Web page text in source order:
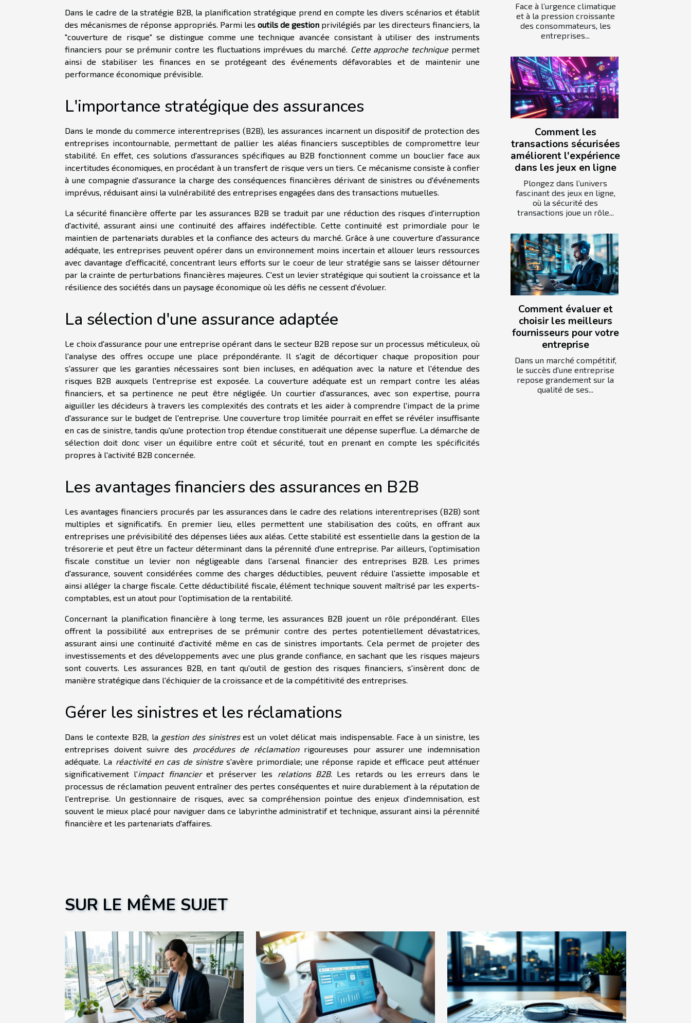
Dans le cadre de la stratégie B2B, la planification stratégique prend en compte les divers scénarios et établit
des mécanismes de réponse appropriés. Parmi les outils de gestion privilégiés par les directeurs financiers, la
"couverture de risque" se distingue comme une technique avancée consistant à utiliser des instruments
financiers pour se prémunir contre les fluctuations imprévues du marché. Cette approche techniquepermet
ainsi de stabiliser les finances en se protégeant des événements défavorables et de maintenir une
performance économique prévisible.
L'importance stratégique des assurances
Dans le monde du commerce interentreprises (B2B), les assurances incarnent un dispositif de protection des
entreprises incontournable, permettant de pallier les aléas financiers susceptibles de compromettre leur
stabilité. En effet, ces solutions d'assurances spécifiques au B2B fonctionnent comme un bouclier face aux
incertitudes économiques, en procédant à un transfert de risque vers un tiers. Ce mécanisme consiste à confier
à une compagnie d'assurance la charge des conséquences financières dérivant de sinistres ou d'événements
imprévus, réduisant ainsi la vulnérabilité des entreprises engagées dans des transactions mutuelles.
La sécurité financière offerte par les assurances B2B se traduit par une réduction des risques d'interruption
d'activité, assurant ainsi une continuité des affaires indéfectible. Cette continuité est primordiale pour le
maintien de partenariats durables et la confiance des acteurs du marché. Grâce à une couverture d'assurance
adéquate, les entreprises peuvent opérer dans un environnement moins incertain et allouer leurs ressources
avec davantage d'efficacité, concentrant leurs efforts sur le coeur de leur stratégie sans se laisser détourner
par la crainte de perturbations financières majeures. C'est un levier stratégique qui soutient la croissance et la
résilience des sociétés dans un paysage économique où les défis ne cessent d'évoluer.
La sélection d'une assurance adaptée
Le choix d'assurance pour une entreprise opérant dans le secteur B2B repose sur un processus méticuleux, où
l'analyse des offres occupe une place prépondérante. Il s'agit de décortiquer chaque proposition pour
s'assurer que les garanties nécessaires sont bien incluses, en adéquation avec la nature et l'étendue des
risques B2B auxquels l'entreprise est exposée. La couverture adéquate est un rempart contre les aléas
financiers, et sa pertinence ne peut être négligée. Un courtier d'assurances, avec son expertise, pourra
aiguiller les décideurs à travers les complexités des contrats et les aider à comprendre l'impact de la prime
d'assurance sur le budget de l'entreprise. Une couverture trop limitée pourrait en effet se révéler insuffisante
en cas de sinistre, tandis qu'une protection trop étendue constituerait une dépense superflue. La démarche de
sélection doit donc viser un équilibre entre coût et sécurité, tout en prenant en compte les spécificités
propres à l'activité B2B concernée.
Les avantages financiers des assurances en B2B
Les avantages financiers procurés par les assurances dans le cadre des relations interentreprises (B2B) sont
multiples et significatifs. En premier lieu, elles permettent une stabilisation des coûts, en offrant aux
entreprises une prévisibilité des dépenses liées aux aléas. Cette stabilité est essentielle dans la gestion de la
trésorerie et peut être un facteur déterminant dans la pérennité d'une entreprise. Par ailleurs, l'optimisation
fiscale constitue un levier non négligeable dans l'arsenal financier des entreprises B2B. Les primes
d'assurance, souvent considérées comme des charges déductibles, peuvent réduire l'assiette imposable et
ainsi alléger la charge fiscale. Cette déductibilité fiscale, élément technique souvent maîtrisé par les experts-
comptables, est un atout pour l'optimisation de la rentabilité.
Concernant la planification financière à long terme, les assurances B2B jouent un rôle prépondérant. Elles
offrent la possibilité aux entreprises de se prémunir contre des pertes potentiellement dévastatrices,
assurant ainsi une continuité d'activité même en cas de sinistres importants. Cela permet de projeter des
investissements et des développements avec une plus grande confiance, en sachant que les risques majeurs
sont couverts. Les assurances B2B, en tant qu'outil de gestion des risques financiers, s'insèrent donc de
manière stratégique dans l'échiquier de la croissance et de la compétitivité des entreprises.
Gérer les sinistres et les réclamations
Dans le contexte B2B, la gestion des sinistresest un volet délicat mais indispensable. Face à un sinistre, les
entreprises doivent suivre des procédures de réclamationrigoureuses pour assurer une indemnisation
adéquate. La réactivité en cas de sinistres'avère primordiale; une réponse rapide et efficace peut atténuer
significativement l'impact financieret préserver les relations B2B. Les retards ou les erreurs dans le
processus de réclamation peuvent entraîner des pertes conséquentes et nuire durablement à la réputation de
l'entreprise. Un gestionnaire de risques, avec sa compréhension pointue des enjeux d'indemnisation, est
souvent le mieux placé pour naviguer dans ce labyrinthe administratif et technique, assurant ainsi la pérennité
financière et les partenariats d'affaires.
Face à l’urgence climatique
et à la pression croissante
des consommateurs, les
entreprises...
Comment les
transactions sécurisées
améliorent l'expérience
dans les jeux en ligne
Plongez dans l’univers
fascinant des jeux en ligne,
où la sécurité des
transactions joue un rôle...
Comment évaluer et
choisir les meilleurs
fournisseurs pour votre
entreprise
Dans un marché compétitif,
le succès d'une entreprise
repose grandement sur la
qualité de ses...
SUR LE MÊME SUJET